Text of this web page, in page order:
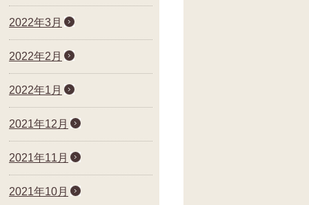
2022年3月
2022年2月
2022年1月
2021年12月
2021年11月
2021年10月